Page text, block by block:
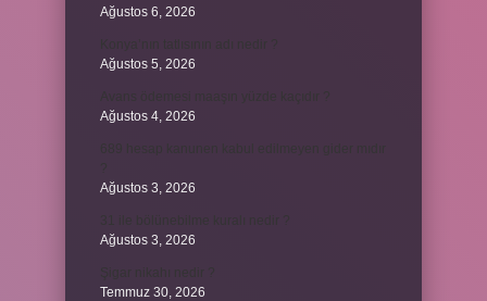
Ağustos 6, 2026
Ağustos 5, 2026
Ağustos 4, 2026
Ağustos 3, 2026
Ağustos 3, 2026
Temmuz 30, 2026